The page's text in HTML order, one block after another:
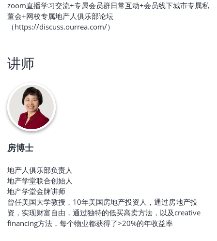
zoom直播学习交流+专属会员群日常互动+会员线下城市专属私
董会+网校专属地产人俱乐部论坛
（https://discuss.ourrea.com/）
讲师
房博士
地产人俱乐部负责人
地产学堂联合创始人
地产学堂金牌讲师
曾任美国大学教授，10年美国房地产投资人，通过房地产投
资，实现财富自由，通过独特的低买高卖方法，以及creative
financing方法，每个物业都获得了>20%的年收益率